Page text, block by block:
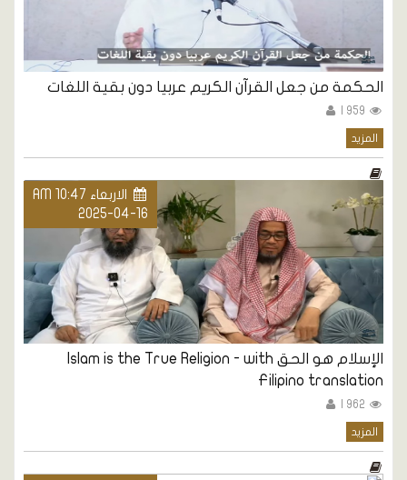
الحكمة من جعل القرآن الكريم عربيا دون بقية اللغات
المزيد
الاربعاء AM 10:47
2025-04-16
الإسلام هو الحق Islam is the True Religion - with
Filipino translation
المزيد